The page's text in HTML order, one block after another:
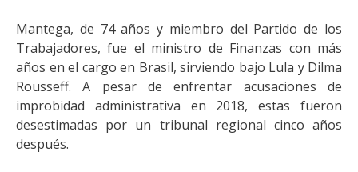
Mantega, de 74 años y miembro del Partido de los
Trabajadores, fue el ministro de Finanzas con más
años en el cargo en Brasil, sirviendo bajo Lula y Dilma
Rousseff. A pesar de enfrentar acusaciones de
improbidad administrativa en 2018, estas fueron
desestimadas por un tribunal regional cinco años
después.